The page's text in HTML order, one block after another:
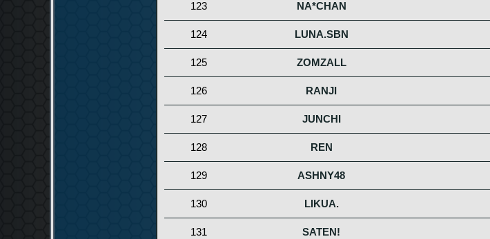
123 NA*CHAN
124 LUNA.SBN
125 ZOMZALL
126 RANJI
127 JUNCHI
128 REN
129 ASHNY48
130 LIKUA.
131 SATEN!